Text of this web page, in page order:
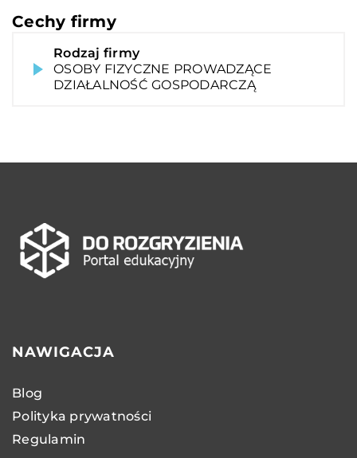
Cechy firmy
Rodzaj firmy
OSOBY FIZYCZNE PROWADZĄCE
DZIAŁALNOŚĆ GOSPODARCZĄ
NAWIGACJA
Blog
Polityka prywatności
Regulamin